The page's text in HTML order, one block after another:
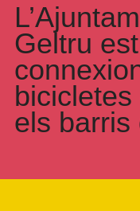
Geltru
els barris